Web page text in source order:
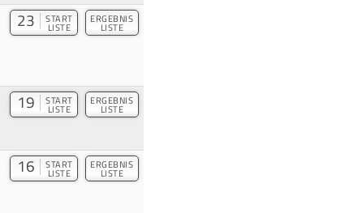
23 START
LISTE
ERGEBNIS
LISTE
19 START
LISTE
ERGEBNIS
LISTE
16 START
LISTE
ERGEBNIS
LISTE